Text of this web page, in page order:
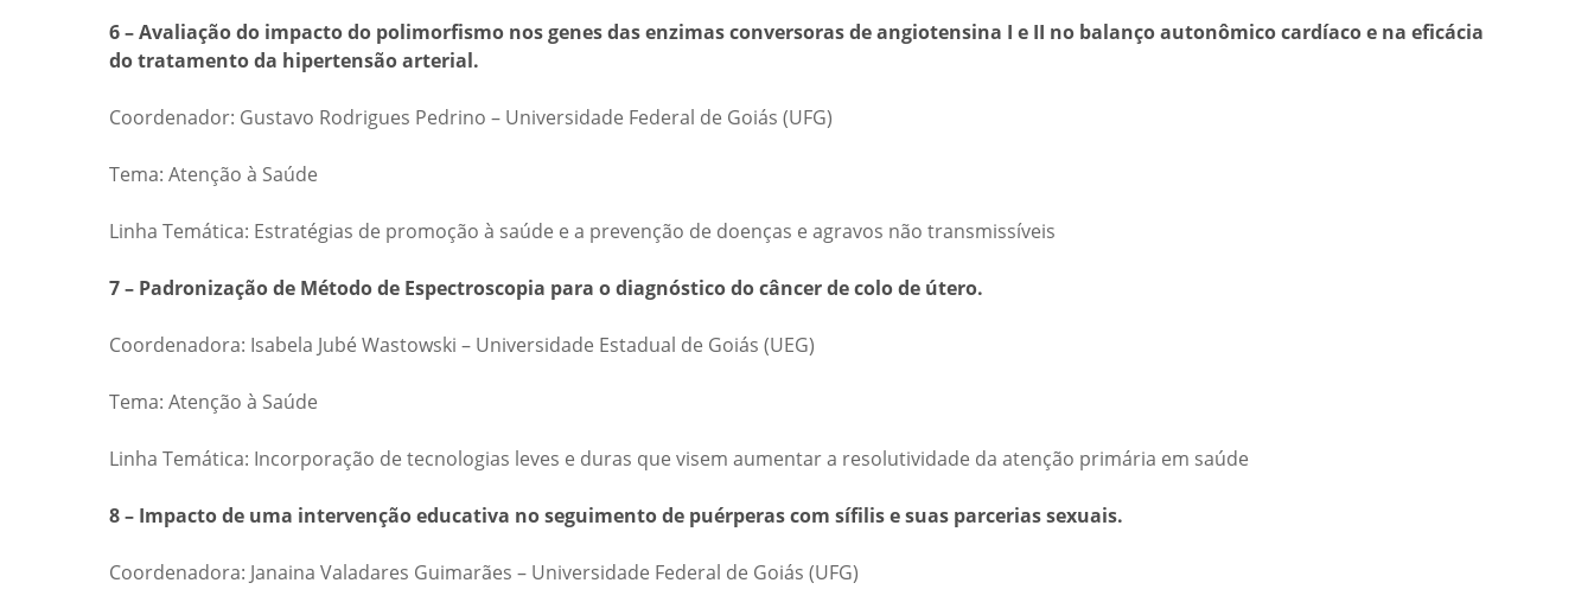
6 – Avaliação do impacto do polimorfismo nos genes das enzimas conversoras de angiotensina I e II no balanço autonômico cardíaco e na eficácia
do tratamento da hipertensão arterial.
Coordenador: Gustavo Rodrigues Pedrino – Universidade Federal de Goiás (UFG)
Tema: Atenção à Saúde
Linha Temática: Estratégias de promoção à saúde e a prevenção de doenças e agravos não transmissíveis
7 – Padronização de Método de Espectroscopia para o diagnóstico do câncer de colo de útero.
Coordenadora: Isabela Jubé Wastowski – Universidade Estadual de Goiás (UEG)
Tema: Atenção à Saúde
Linha Temática: Incorporação de tecnologias leves e duras que visem aumentar a resolutividade da atenção primária em saúde
8 – Impacto de uma intervenção educativa no seguimento de puérperas com sífilis e suas parcerias sexuais.
Coordenadora: Janaina Valadares Guimarães – Universidade Federal de Goiás (UFG)